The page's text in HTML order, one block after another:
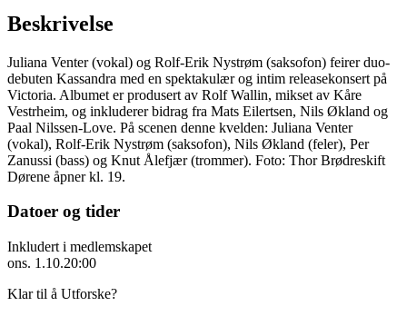
Beskrivelse
Juliana Venter (vokal) og Rolf-Erik Nystrøm (saksofon) feirer duo-
debuten Kassandra med en spektakulær og intim releasekonsert på
Victoria. Albumet er produsert av Rolf Wallin, mikset av Kåre
Vestrheim, og inkluderer bidrag fra Mats Eilertsen, Nils Økland og
Paal Nilssen-Love. På scenen denne kvelden: Juliana Venter
(vokal), Rolf-Erik Nystrøm (saksofon), Nils Økland (feler), Per
Zanussi (bass) og Knut Ålefjær (trommer). Foto: Thor Brødreskift
Dørene åpner kl. 19.
Datoer og tider
Inkludert i medlemskapet
ons. 1.10.20:00
Klar til å Utforske?